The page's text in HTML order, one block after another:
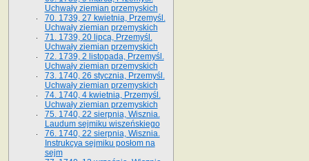
Uchwały ziemian przemyskich
70. 1739, 27 kwietnia, Przemyśl.
Uchwały ziemian przemyskich
71. 1739, 20 lipca, Przemyśl.
Uchwały ziemian przemyskich
72. 1739, 2 listopada, Przemyśl.
Uchwały ziemian przemyskich
73. 1740, 26 stycznia, Przemyśl.
Uchwały ziemian przemyskich
74. 1740, 4 kwietnia, Przemyśl.
Uchwały ziemian przemyskich
75. 1740, 22 sierpnia, Wisznia.
Laudum sejmiku wiszeńskiego
76. 1740, 22 sierpnia, Wisznia.
Instrukcya sejmiku posłom na
sejm